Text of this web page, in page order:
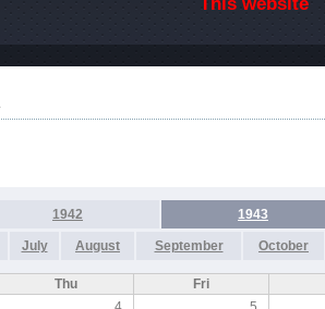
1942 1943
July August September October
Thu Fri